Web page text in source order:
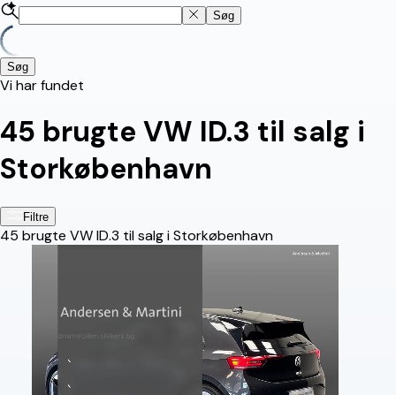
Søg
Søg
Vi har fundet
45 brugte VW ID.3 til salg i
Storkøbenhavn
Filtre
45 brugte VW ID.3 til salg i Storkøbenhavn